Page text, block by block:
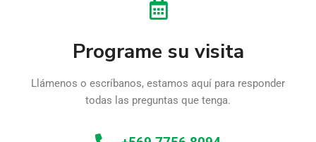
Programe su visita
Llámenos o escríbanos, estamos aquí para responder
todas las preguntas que tenga.